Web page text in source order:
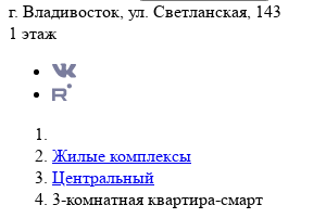
г. Владивосток, ул. Светланская, 143
1 этаж
Жилые комплексы
Центральный
3-комнатная квартира-смарт